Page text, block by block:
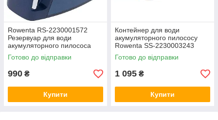
Rowenta RS-2230001572
Резервуар для води
акумуляторного пилососа
Готово до відправки
990 ₴
Купити
Контейнер для води
акумуляторного пилососу
Rowenta SS-2230003243
синій
Готово до відправки
1 095 ₴
Купити